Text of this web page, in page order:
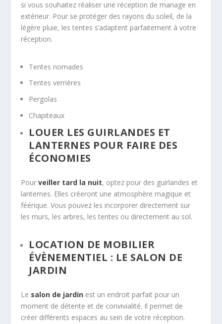
si vous souhaitez réaliser une réception de mariage en
extérieur. Pour se protéger des rayons du soleil, de la
légère pluie, les tentes s’adaptent parfaitement à votre
réception.
Tentes nomades
Tentes verrières
Pergolas
Chapiteaux
LOUER LES GUIRLANDES ET
LANTERNES POUR FAIRE DES
ÉCONOMIES
Pourveiller tard la nuit, optez pour des guirlandes et
lanternes. Elles créeront une atmosphère magique et
féérique. Vous pouvez les incorporer directement sur
les murs, les arbres, les tentes ou directement au sol.
LOCATION DE MOBILIER
ÉVÈNEMENTIEL : LE SALON DE
JARDIN
Le salon de jardin est un endroit parfait pour un
moment de détente et de convivialité. Il permet de
créer différents espaces au sein de votre réception.